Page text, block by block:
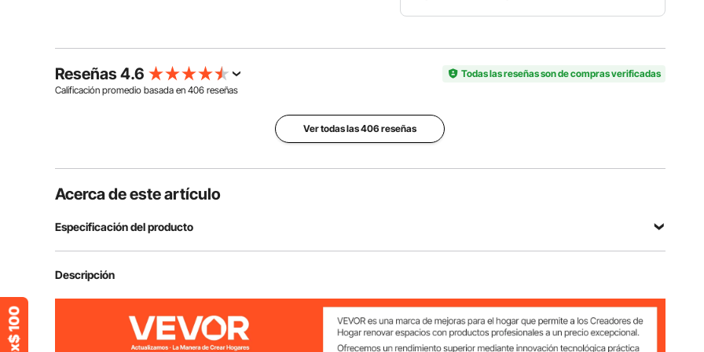
de
modelo
del
OV0
de carga
lb/907 kg
Material
SPCC +
recubrimi
Dimensiones
914,4 x
todos los
Ver todas las especificaciones
Reseñas 4.6
Todas las reseñas son de compras verificadas
Calificación promedio basada en 406 reseñas
Ver todas las 406 reseñas
Acerca de este artículo
Especificación del producto
Número de modelo del artículo
Capacidad de carga 2000 lb/907 kg (total); 400 lb/181 kg (por estante)
Descripción